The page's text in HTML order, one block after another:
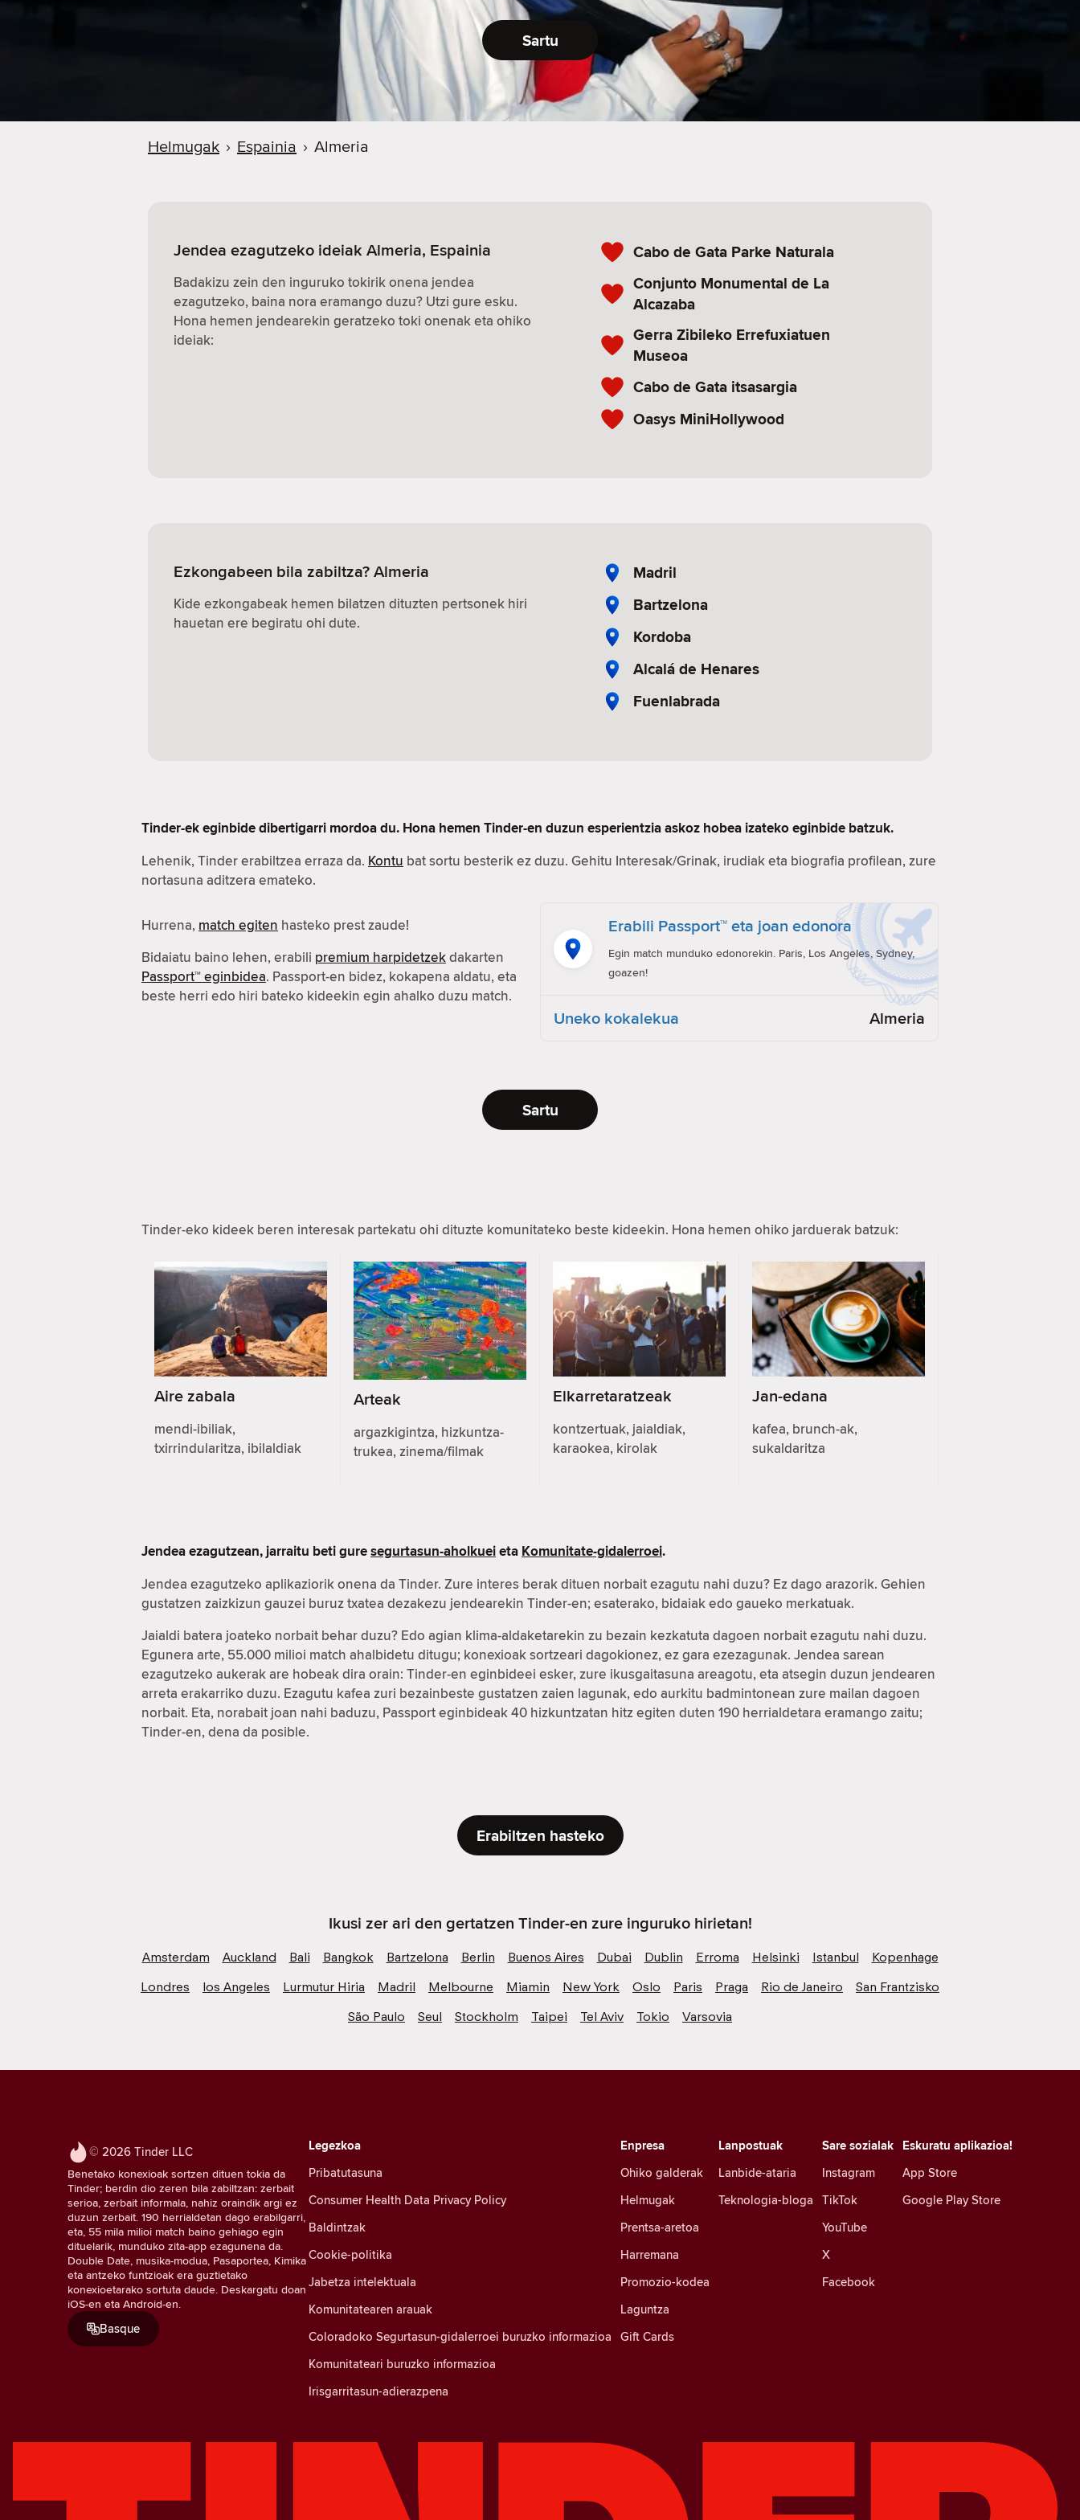
Sartu
Helmugak › Espainia › Almeria
Jendea ezagutzeko ideiak Almeria, Espainia
Badakizu zein den inguruko tokirik onena jendea
ezagutzeko, baina nora eramango duzu? Utzi gure esku.
Hona hemen jendearekin geratzeko toki onenak eta ohiko
ideiak:
Cabo de Gata Parke Naturala
Conjunto Monumental de La
Alcazaba
Gerra Zibileko Errefuxiatuen
Museoa
Cabo de Gata itsasargia
Oasys MiniHollywood
Ezkongabeen bila zabiltza? Almeria
Kide ezkongabeak hemen bilatzen dituzten pertsonek hiri
hauetan ere begiratu ohi dute.
Madril
Bartzelona
Kordoba
Alcalá de Henares
Fuenlabrada
Tinder-ek eginbide dibertigarri mordoa du. Hona hemen Tinder-en duzun esperientzia askoz hobea izateko eginbide batzuk.
Lehenik, Tinder erabiltzea erraza da. Kontu bat sortu besterik ez duzu. Gehitu Interesak/Grinak, irudiak eta biografia profilean, zure
nortasuna aditzera emateko.
Hurrena, match egiten hasteko prest zaude!
Bidaiatu baino lehen, erabili premium harpidetzekdakarten
Passport™ eginbidea. Passport-en bidez, kokapena aldatu, eta
beste herri edo hiri bateko kideekin egin ahalko duzu match.
Erabili Passport™ eta joan edonora
Egin match munduko edonorekin. Paris, Los Angeles, Sydney,
goazen!
Uneko kokalekua Almeria
Sartu
Tinder-eko kideek beren interesak partekatu ohi dituzte komunitateko beste kideekin. Hona hemen ohiko jarduerak batzuk:
Aire zabala
mendi-ibiliak,
txirrindularitza, ibilaldiak
Arteak
argazkigintza, hizkuntza-
trukea, zinema/filmak
Elkarretaratzeak
kontzertuak, jaialdiak,
karaokea, kirolak
Jan-edana
kafea, brunch-ak,
sukaldaritza
Jendea ezagutzean, jarraitu beti guresegurtasun-aholkueieta Komunitate-gidalerroei.
Jendea ezagutzeko aplikaziorik onena da Tinder. Zure interes berak dituen norbait ezagutu nahi duzu? Ez dago arazorik. Gehien
gustatzen zaizkizun gauzei buruz txatea dezakezu jendearekin Tinder-en; esaterako, bidaiak edo gaueko merkatuak.
Jaialdi batera joateko norbait behar duzu? Edo agian klima-aldaketarekin zu bezain kezkatuta dagoen norbait ezagutu nahi duzu.
Egunera arte, 55.000 milioi match ahalbidetu ditugu; konexioak sortzeari dagokionez, ez gara ezezagunak. Jendea sarean
ezagutzeko aukerak are hobeak dira orain: Tinder-en eginbideei esker, zure ikusgaitasuna areagotu, eta atsegin duzun jendearen
arreta erakarriko duzu. Ezagutu kafea zuri bezainbeste gustatzen zaien lagunak, edo aurkitu badmintonean zure mailan dagoen
norbait. Eta, norabait joan nahi baduzu, Passport eginbideak 40 hizkuntzatan hitz egiten duten 190 herrialdetara eramango zaitu;
Tinder-en, dena da posible.
Erabiltzen hasteko
Ikusi zer ari den gertatzen Tinder-en zure inguruko hirietan!
Amsterdam Auckland Bali Bangkok Bartzelona Berlin Buenos Aires Dubai Dublin Erroma Helsinki Istanbul
Kopenhage
Londres
los Angeles Lurmutur Hiria Madril Melbourne Miamin New York Oslo Paris Praga Rio de Janeiro
San Frantzisko
São Paulo
Seul Stockholm Taipei Tel Aviv Tokio Varsovia
© 2026 Tinder LLC
Benetako konexioak sortzen dituen tokia da
Tinder; berdin dio zeren bila zabiltzan: zerbait
serioa, zerbait informala, nahiz oraindik argi ez
duzun zerbait. 190 herrialdetan dago erabilgarri,
eta, 55 mila milioi match baino gehiago egin
dituelarik, munduko zita-app ezagunena da.
Double Date, musika-modua, Pasaportea, Kimika
eta antzeko funtzioak era guztietako
konexioetarako sortuta daude. Deskargatu doan
iOS-en eta Android-en.
Basque
Sare sozialak
Instagram
TikTok
YouTube
X
Facebook
Legezkoa
Pribatutasuna
Consumer Health Data Privacy Policy
Baldintzak
Cookie-politika
Jabetza intelektuala
Komunitatearen arauak
Coloradoko Segurtasun-gidalerroei buruzko informazioa
Komunitateari buruzko informazioa
Irisgarritasun-adierazpena
Lanpostuak
Lanbide-ataria
Teknologia-bloga
Enpresa
Ohiko galderak
Helmugak
Prentsa-aretoa
Harremana
Promozio-kodea
Laguntza
Gift Cards
Eskuratu aplikazioa!
App Store
Google Play Store